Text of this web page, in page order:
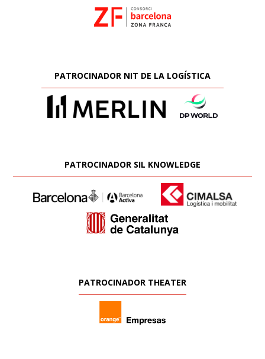
PATROCINADOR NIT DE LA LOGÍSTICA
PATROCINADOR SIL KNOWLEDGE
PATROCINADOR THEATER